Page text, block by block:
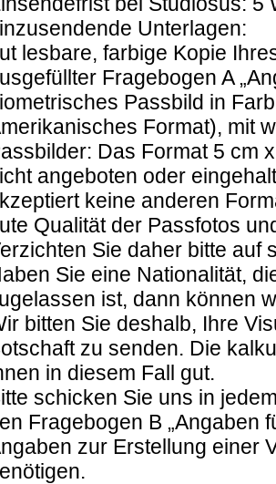
Unterlagen:
lesbare, farbige Kopie
Fragebogen A
Passbild in
Format), mit
Das Format 5 cm
angeboten oder
keine anderen
Qualität der Passfotos
Sie daher bitte auf
Sie eine Nationalität,
ist, dann können
bitten Sie deshalb, Ihre
zu senden. Die
in diesem Fall gut.
schicken Sie uns in
Fragebogen B „Angaben
zur Erstellung einer